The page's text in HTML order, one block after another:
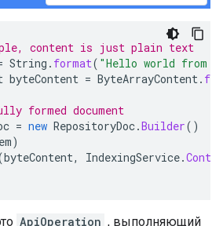
content is just plain text
String . format( "Hello world from
byteContent = ByteArrayContent.
formed document
= new RepositoryDoc.Builder()
)
byteContent, IndexingService.
ApiOperation , выполняющий